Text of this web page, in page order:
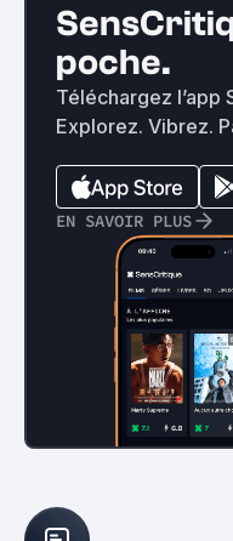
poche.
Téléchargez l’app
Explorez. Vibrez.
EN SAVOIR PLUS